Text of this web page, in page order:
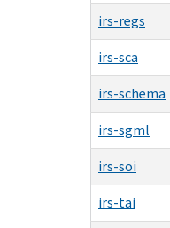
irs-regs
irs-sca
irs-schema
irs-sgml
irs-soi
irs-tai